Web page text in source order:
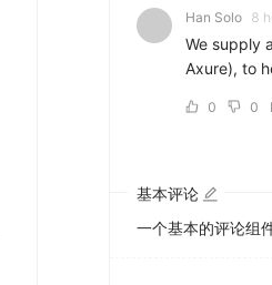
Han Solo 8
We supply
Axure), to
0 0
基本评论
一个基本的评论组